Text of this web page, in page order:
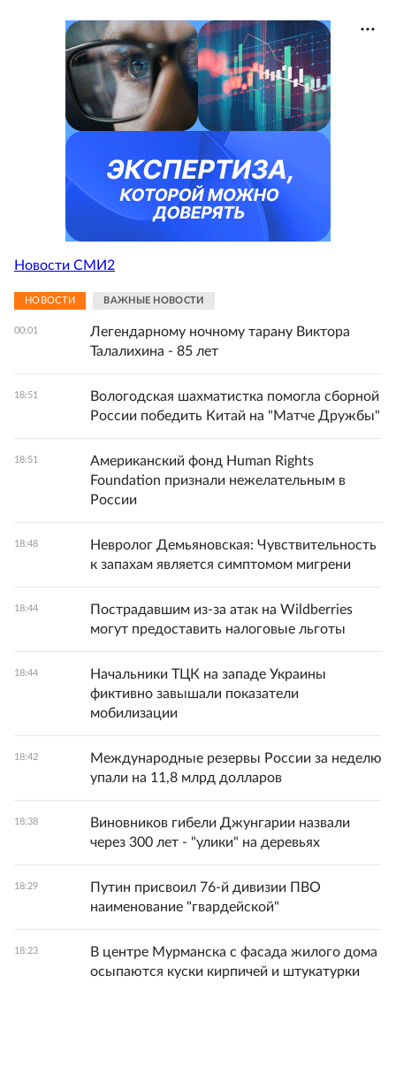
Новости СМИ2
НОВОСТИ ВАЖНЫЕ НОВОСТИ
00:01
Легендарному ночному тарану Виктора
Талалихина - 85 лет
18:51
Вологодская шахматистка помогла сборной
России победить Китай на "Матче Дружбы"
18:51
Американский фонд Human Rights
Foundation признали нежелательным в
России
18:48
Невролог Демьяновская: Чувствительность
к запахам является симптомом мигрени
18:44
Пострадавшим из-за атак на Wildberries
могут предоставить налоговые льготы
18:44
Начальники ТЦК на западе Украины
фиктивно завышали показатели
мобилизации
18:42
Международные резервы России за неделю
упали на 11,8 млрд долларов
18:38
Виновников гибели Джунгарии назвали
через 300 лет - "улики" на деревьях
18:29
Путин присвоил 76-й дивизии ПВО
наименование "гвардейской"
18:23
В центре Мурманска с фасада жилого дома
осыпаются куски кирпичей и штукатурки